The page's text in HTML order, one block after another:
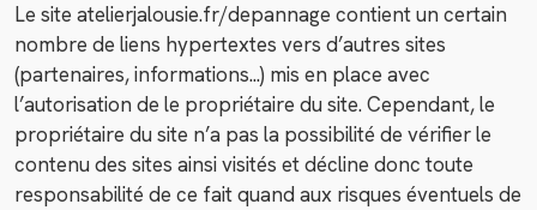
Le site atelierjalousie.fr/depannage contient un certain
nombre de liens hypertextes vers d’autres sites
(partenaires, informations...) mis en place avec
l’autorisation de le propriétaire du site. Cependant, le
propriétaire du site n’a pas la possibilité de vérifier le
contenu des sites ainsi visités et décline donc toute
responsabilité de ce fait quand aux risques éventuels de